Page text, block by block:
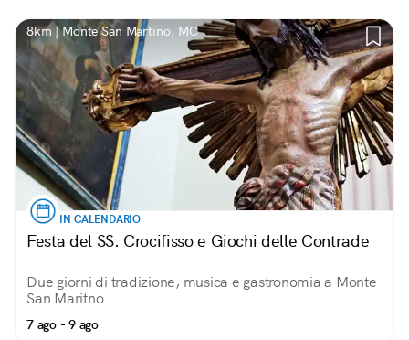
8km | Monte San Martino, MC
IN CALENDARIO
Festa del SS. Crocifisso e Giochi delle Contrade
Due giorni di tradizione, musica e gastronomia a Monte
San Maritno
7 ago - 9 ago